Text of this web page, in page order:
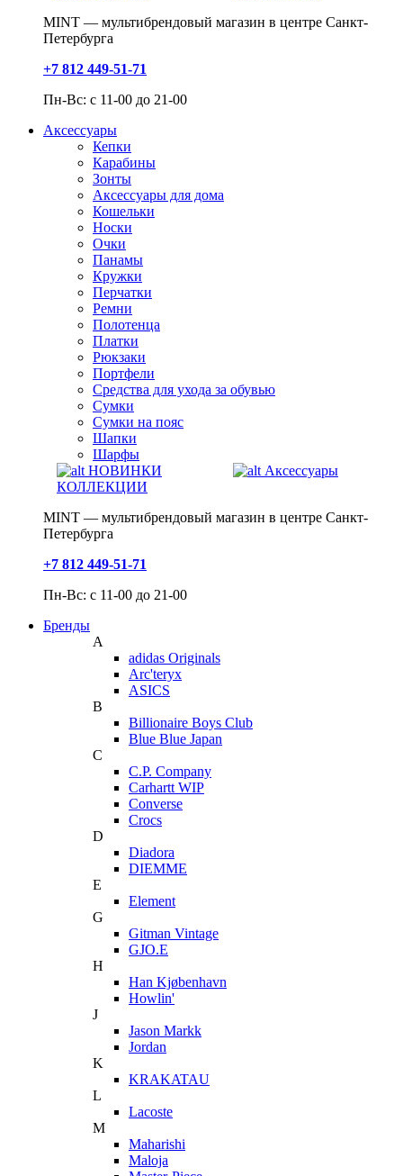
MINT — мультибрендовый магазин в центре Санкт-
Петербурга
+7 812 449-51-71
Пн-Вс: с 11-00 до 21-00
Аксессуары
Кепки
Карабины
Зонты
Аксессуары для дома
Кошельки
Носки
Очки
Панамы
Кружки
Перчатки
Ремни
Полотенца
Платки
Рюкзаки
Портфели
Средства для ухода за обувью
Сумки
Сумки на пояс
Шапки
Шарфы
НОВИНКИ
КОЛЛЕКЦИИ
Аксессуары
MINT — мультибрендовый магазин в центре Санкт-
Петербурга
+7 812 449-51-71
Пн-Вс: с 11-00 до 21-00
Бренды
A
adidas Originals
Arc'teryx
ASICS
B
Billionaire Boys Club
Blue Blue Japan
C
C.P. Company
Carhartt WIP
Converse
Crocs
D
Diadora
DIEMME
E
Element
G
Gitman Vintage
GJO.E
H
Han Kjøbenhavn
Howlin'
J
Jason Markk
Jordan
K
KRAKATAU
L
Lacoste
M
Maharishi
Maloja